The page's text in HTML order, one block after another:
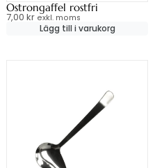
Ostrongaffel rostfri
7,00 kr exkl. moms
Lägg till i varukorg